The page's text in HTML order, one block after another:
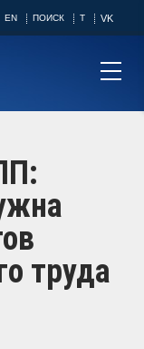
EN ПОИСК T VK
труда